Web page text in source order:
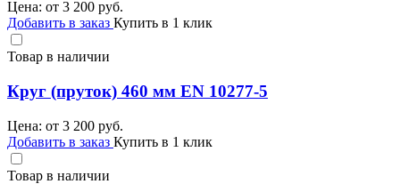
Цена: от 3 200 руб.
Добавить в заказ Купить в 1 клик
Товар в наличии
Круг (пруток) 460 мм EN 10277-5
Цена: от 3 200 руб.
Добавить в заказ Купить в 1 клик
Товар в наличии